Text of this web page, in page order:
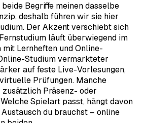
Begriffe meinen dasselbe
deshalb führen wir sie hier
Der Akzent verschiebt sich
läuft überwiegend im
Lernheften und Online-
Studium vermarkteter
auf feste Live-Vorlesungen,
Prüfungen. Manche
zusätzlich Präsenz- oder
Spielart passt, hängt davon
du brauchst – online